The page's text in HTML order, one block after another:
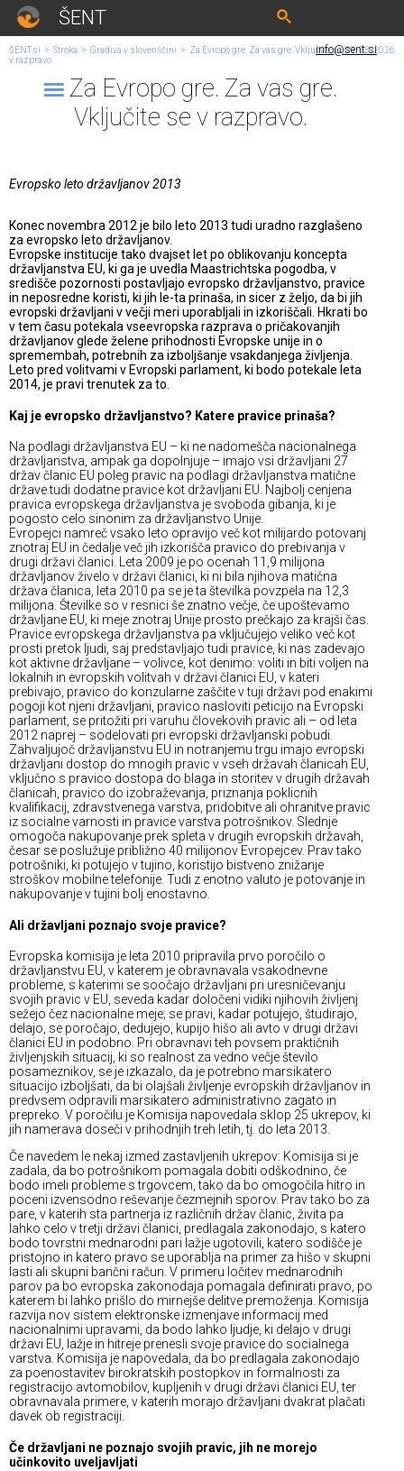
ŠENT
info@sent.si
09. 08. 2026
ŠENT.si > Stroka > Gradiva v slovenščini > Za Evropo gre. Za vas gre. Vključite se
v razpravo.
Za Evropo gre. Za vas gre.
Vključite se v razpravo.
Evropsko leto državljanov 2013
Konec novembra 2012 je bilo leto 2013 tudi uradno razglašeno
za evropsko leto državljanov.
Evropske institucije tako dvajset let po oblikovanju koncepta
državljanstva EU, ki ga je uvedla Maastrichtska pogodba, v
središče pozornosti postavljajo evropsko državljanstvo, pravice
in neposredne koristi, ki jih le-ta prinaša, in sicer z željo, da bi jih
evropski državljani v večji meri uporabljali in izkoriščali. Hkrati bo
v tem času potekala vseevropska razprava o pričakovanjih
državljanov glede želene prihodnosti Evropske unije in o
spremembah, potrebnih za izboljšanje vsakdanjega življenja.
Leto pred volitvami v Evropski parlament, ki bodo potekale leta
2014, je pravi trenutek za to.
Kaj je evropsko državljanstvo? Katere pravice prinaša?
Na podlagi državljanstva EU – ki ne nadomešča nacionalnega
državljanstva, ampak ga dopolnjuje – imajo vsi državljani 27
držav članic EU poleg pravic na podlagi državljanstva matične
države tudi dodatne pravice kot državljani EU. Najbolj cenjena
pravica evropskega državljanstva je svoboda gibanja, ki je
pogosto celo sinonim za državljanstvo Unije.
Evropejci namreč vsako leto opravijo več kot milijardo potovanj
znotraj EU in čedalje več jih izkorišča pravico do prebivanja v
drugi državi članici. Leta 2009 je po ocenah 11,9 milijona
državljanov živelo v državi članici, ki ni bila njihova matična
država članica, leta 2010 pa se je ta številka povzpela na 12,3
milijona. Številke so v resnici še znatno večje, če upoštevamo
državljane EU, ki meje znotraj Unije prosto prečkajo za krajši čas.
Pravice evropskega državljanstva pa vključujejo veliko več kot
prosti pretok ljudi, saj predstavljajo tudi pravice, ki nas zadevajo
kot aktivne državljane – volivce, kot denimo: voliti in biti voljen na
lokalnih in evropskih volitvah v državi članici EU, v kateri
prebivajo, pravico do konzularne zaščite v tuji državi pod enakimi
pogoji kot njeni državljani, pravico nasloviti peticijo na Evropski
parlament, se pritožiti pri varuhu človekovih pravic ali – od leta
2012 naprej – sodelovati pri evropski državljanski pobudi.
Zahvaljujoč državljanstvu EU in notranjemu trgu imajo evropski
državljani dostop do mnogih pravic v vseh državah članicah EU,
vključno s pravico dostopa do blaga in storitev v drugih državah
članicah, pravico do izobraževanja, priznanja poklicnih
kvalifikacij, zdravstvenega varstva, pridobitve ali ohranitve pravic
iz socialne varnosti in pravice varstva potrošnikov. Slednje
omogoča nakupovanje prek spleta v drugih evropskih državah,
česar se poslužuje približno 40 milijonov Evropejcev. Prav tako
potrošniki, ki potujejo v tujino, koristijo bistveno znižanje
stroškov mobilne telefonije. Tudi z enotno valuto je potovanje in
nakupovanje v tujini bolj enostavno.
Ali državljani poznajo svoje pravice?
Evropska komisija je leta 2010 pripravila prvo poročilo o
državljanstvu EU, v katerem je obravnavala vsakodnevne
probleme, s katerimi se soočajo državljani pri uresničevanju
svojih pravic v EU, seveda kadar določeni vidiki njihovih življenj
sežejo čez nacionalne meje; se pravi, kadar potujejo, študirajo,
delajo, se poročajo, dedujejo, kupijo hišo ali avto v drugi državi
članici EU in podobno. Pri obravnavi teh povsem praktičnih
življenjskih situacij, ki so realnost za vedno večje število
posameznikov, se je izkazalo, da je potrebno marsikatero
situacijo izboljšati, da bi olajšali življenje evropskih državljanov in
predvsem odpravili marsikatero administrativno zagato in
prepreko. V poročilu je Komisija napovedala sklop 25 ukrepov, ki
jih namerava doseči v prihodnjih treh letih, tj. do leta 2013.
Če navedem le nekaj izmed zastavljenih ukrepov: Komisija si je
zadala, da bo potrošnikom pomagala dobiti odškodnino, če
bodo imeli probleme s trgovcem, tako da bo omogočila hitro in
poceni izvensodno reševanje čezmejnih sporov. Prav tako bo za
pare, v katerih sta partnerja iz različnih držav članic, živita pa
lahko celo v tretji državi članici, predlagala zakonodajo, s katero
bodo tovrstni mednarodni pari lažje ugotovili, katero sodišče je
pristojno in katero pravo se uporablja na primer za hišo v skupni
lasti ali skupni bančni račun. V primeru ločitev mednarodnih
parov pa bo evropska zakonodaja pomagala definirati pravo, po
katerem bi lahko prišlo do mirnejše delitve premoženja. Komisija
razvija nov sistem elektronske izmenjave informacij med
nacionalnimi upravami, da bodo lahko ljudje, ki delajo v drugi
državi EU, lažje in hitreje prenesli svoje pravice do socialnega
varstva. Komisija je napovedala, da bo predlagala zakonodajo
za poenostavitev birokratskih postopkov in formalnosti za
registracijo avtomobilov, kupljenih v drugi državi članici EU, ter
obravnavala primere, v katerih morajo državljani dvakrat plačati
davek ob registraciji.
Če državljani ne poznajo svojih pravic, jih ne morejo
učinkovito uveljavljati